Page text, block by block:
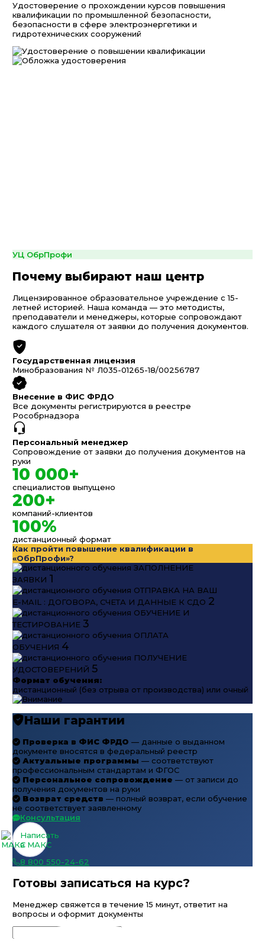
Удостоверение о прохождении курсов повышения
квалификации по промышленной безопасности,
безопасности в сфере электроэнергетики и
гидротехнических сооружений
УЦ ОбрПрофи
Почему выбирают наш центр
Лицензированное образовательное учреждение с 15-
летней историей. Наша команда — это методисты,
преподаватели и менеджеры, которые сопровождают
каждого слушателя от заявки до получения документов.
Государственная лицензия
Минобразования № Л035-01265-18/00256787
Внесение в ФИС ФРДО
Все документы регистрируются в реестре
Рособрнадзора
Персональный менеджер
Сопровождение от заявки до получения документов на
руки
10 000+
специалистов выпущено
200+
компаний-клиентов
100%
дистанционный формат
Как пройти повышение квалификации в
«ОбрПрофи»?
ЗАПОЛНЕНИЕ
ЗАЯВКИ 1
ОТПРАВКА НА ВАШ
E-MAIL : ДОГОВОРА, СЧЕТА И ДАННЫЕ К СДО 2
ОБУЧЕНИЕ И
ТЕСТИРОВАНИЕ 3
ОПЛАТА
ОБУЧЕНИЯ 4
ПОЛУЧЕНИЕ
УДОСТОВЕРЕНИЙ 5
Формат обучения:
дистанционный (без отрыва от производства) или очный
Наши гарантии
Проверка в ФИС ФРДО — данные о выданном
документе вносятся в федеральный реестр
Актуальные программы — соответствуют
профессиональным стандартам и ФГОС
Персональное сопровождение — от записи до
получения документов на руки
Возврат средств — полный возврат, если обучение
не соответствует заявленному
Консультация
Написать
в МАКС
8 800 550-24-62
Готовы записаться на курс?
Менеджер свяжется в течение 15 минут, ответит на
вопросы и оформит документы